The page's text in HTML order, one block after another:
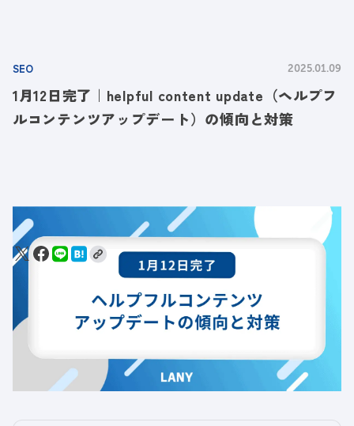
SEO 2025.01.09
1月12日完了｜helpful content update（ヘルプフ
ルコンテンツアップデート）の傾向と対策